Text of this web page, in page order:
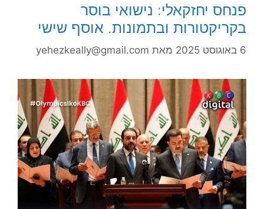
פנחס יחזקאלי: נישואי בוסר
בקריקטורות ובתמונות. אוסף שישי
6 באוגוסט 2025 מאת yehezkeally@gmail.com